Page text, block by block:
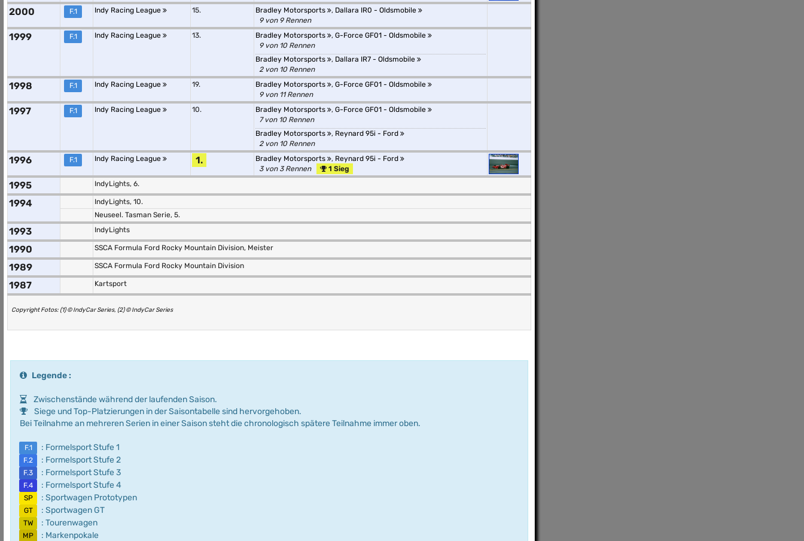
2000 F.1 Indy Racing League 15. Bradley Motorsports , Dallara IR0 - Oldsmobile
9 von 9 Rennen
1999 F.1 Indy Racing League 13. Bradley Motorsports , G-Force GF01 - Oldsmobile
9 von 10 Rennen
Bradley Motorsports
, Dallara IR7 - Oldsmobile
2 von 10 Rennen
1998 F.1 Indy Racing League 19. Bradley Motorsports , G-Force GF01 - Oldsmobile
9 von 11 Rennen
1997 F.1 Indy Racing League 10. Bradley Motorsports , G-Force GF01 - Oldsmobile
7 von 10 Rennen
Bradley Motorsports
, Reynard 95i - Ford
2 von 10 Rennen
1996 F.1 Indy Racing League 1. Bradley Motorsports , Reynard 95i - Ford
3 von 3 Rennen
1 Sieg
1995 IndyLights, 6.
1994
IndyLights, 10.
Neuseel. Tasman Serie, 5.
1993 IndyLights
1990 SSCA Formula Ford Rocky Mountain Division, Meister
1989 SSCA Formula Ford Rocky Mountain Division
1987 Kartsport
Copyright Fotos: (1) © IndyCar Series, (2) © IndyCar Series
Legende :
Zwischenstände während der laufenden Saison.
Siege und Top-Platzierungen in der Saisontabelle sind hervorgehoben.
Bei Teilnahme an mehreren Serien in einer Saison steht die chronologisch spätere Teilnahme immer oben.
F.1 : Formelsport Stufe 1
F.2 : Formelsport Stufe 2
F.3 : Formelsport Stufe 3
F.4 : Formelsport Stufe 4
SP : Sportwagen Prototypen
GT : Sportwagen GT
TW : Tourenwagen
MP : Markenpokale